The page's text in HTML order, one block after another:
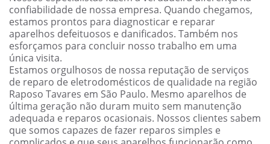
confiabilidade de nossa empresa. Quando chegamos,
estamos prontos para diagnosticar e reparar
aparelhos defeituosos e danificados. Também nos
esforçamos para concluir nosso trabalho em uma
única visita.
Estamos orgulhosos de nossa reputação de serviços
de reparo de eletrodomésticos de qualidade na região
Raposo Tavares em São Paulo. Mesmo aparelhos de
última geração não duram muito sem manutenção
adequada e reparos ocasionais. Nossos clientes sabem
que somos capazes de fazer reparos simples e